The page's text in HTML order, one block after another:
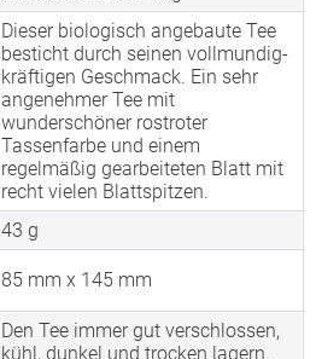
Dieser biologisch angebaute Tee
besticht durch seinen vollmundig-
kräftigen Geschmack. Ein sehr
angenehmer Tee mit
wunderschöner rostroter
Tassenfarbe und einem
regelmäßig gearbeiteten Blatt mit
recht vielen Blattspitzen.
43 g
85 mm x 145 mm
Den Tee immer gut verschlossen,
kühl, dunkel und trocken lagern.